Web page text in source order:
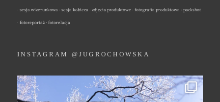
· sesja wizerunkowa · sesja kobieca · zdjęcia produktowe · fotografia produktowa · packshot
· fotoreportaż · fotorelacja
INSTAGRAM @JUGROCHOWSKA